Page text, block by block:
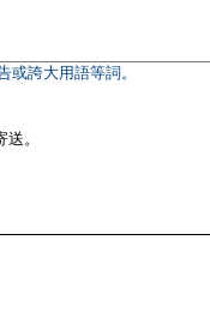
或誇大用語等詞。
。